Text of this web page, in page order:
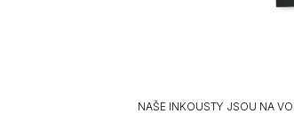
NAŠE INKOUSTY JSOU NA